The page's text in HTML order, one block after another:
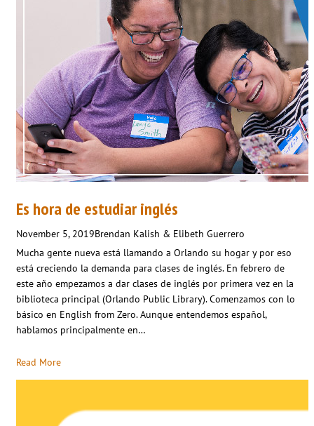
Es hora de estudiar inglés
November 5, 2019Brendan Kalish & Elibeth Guerrero
Mucha gente nueva está llamando a Orlando su hogar y por eso
está creciendo la demanda para clases de inglés. En febrero de
este año empezamos a dar clases de inglés por primera vez en la
biblioteca principal (Orlando Public Library). Comenzamos con lo
básico en English from Zero. Aunque entendemos español,
hablamos principalmente en…
Read More